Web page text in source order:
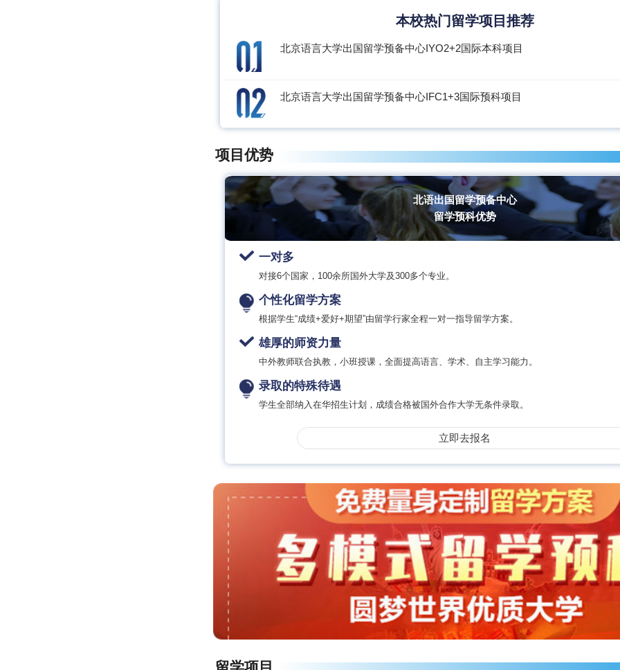
本校热门留学项目推荐
北京语言大学出国留学预备中心IYO2+2国际本科项目
北京语言大学出国留学预备中心IFC1+3国际预科项目
项目优势
北语出国留学预备中心
留学预科优势
一对多
对接6个国家，100余所国外大学及300多个专业。
个性化留学方案
根据学生“成绩+爱好+期望”由留学行家全程一对一指导留学方案。
雄厚的师资力量
中外教师联合执教，小班授课，全面提高语言、学术、自主学习能力。
录取的特殊待遇
学生全部纳入在华招生计划，成绩合格被国外合作大学无条件录取。
立即去报名
留学项目